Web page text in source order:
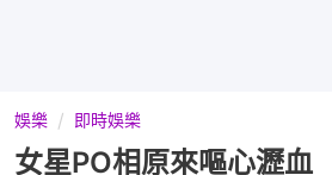
娛樂 即時娛樂
女星PO相原來嘔心瀝